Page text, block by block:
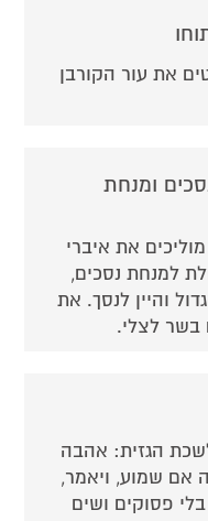
את עור הקורבן
ומנחת
את איברי
למנחת נסכים,
והיין לנסך. את
בשר לצלי.
הגזית: אהבה
אם שמוע, ויאמר,
פסוקים ושים